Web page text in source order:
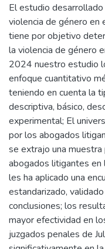
El estudio
violencia de género en
tiene por objetivo
la violencia de género
2024 nuestro estudio
enfoque cuantitativo
teniendo en cuenta la
descriptiva, básico,
experimental; El
por los abogados
se extrajo una
abogados litigantes en
les ha aplicado una
estandarizado,
conclusiones; los
mayor efectividad en
juzgados penales de